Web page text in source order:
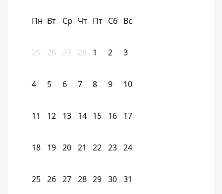
Пн Вт Ср Чт Пт Сб Вс
25 26 27 28 1 2 3
4 5 6 7 8 9 10
11 12 13 14 15 16 17
18 19 20 21 22 23 24
25 26 27 28 29 30 31